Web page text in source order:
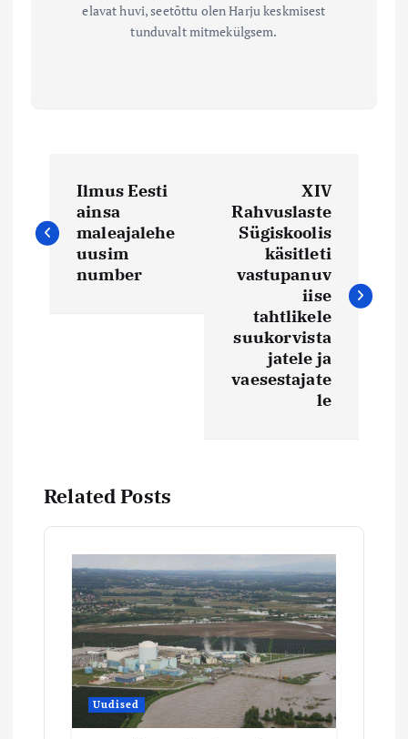
elavat huvi, seetõttu olen Harju keskmisest
tunduvalt mitmekülgsem.
a
r
Ilmus Eesti
ainsa
maleajalehe
uusim
number
XIV
Rahvuslaste
Sügiskoolis
käsitleti
vastupanuv
iise
tahtlikele
suukorvista
jatele ja
vaesestajate
le
Related Posts
Uudised